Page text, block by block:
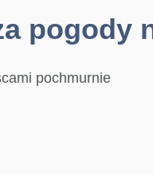
pogody
pochmurnie